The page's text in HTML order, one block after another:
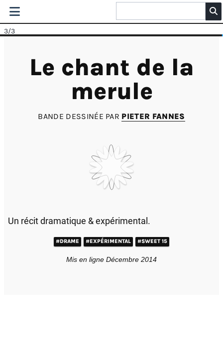
3/3
Le chant de la
merule
BANDE DESSINÉE PAR PIETER FANNES
Un récit dramatique & expérimental.
#DRAME #EXPÉRIMENTAL #SWEET 15
Mis en ligne Décembre 2014